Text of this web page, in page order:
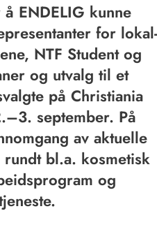
ENDELIG kunne
for lokal-
NTF Student og
og utvalg til et
på Christiania
september. På
av aktuelle
bl.a. kosmetisk
og